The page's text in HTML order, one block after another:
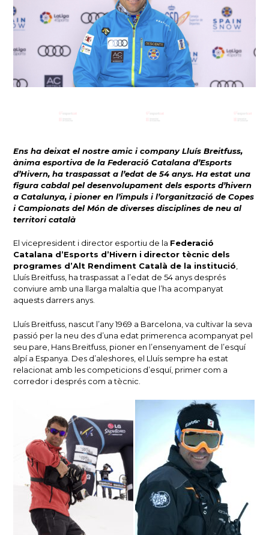
Ens ha deixat el nostre amic i company Lluís Breitfuss,
ànima esportiva de la Federació Catalana d’Esports
d’Hivern, ha traspassat a l’edat de 54 anys. Ha estat una
figura cabdal pel desenvolupament dels esports d’hivern
a Catalunya, i pioner en l’impuls i l’organització de Copes
i Campionats del Món de diverses disciplines de neu al
territori català
El vicepresident i director esportiu de la Federació
Catalana d’Esports d’Hivern i director tècnic dels
programes d’Alt Rendiment Català de la institució,
Lluís Breitfuss, ha traspassat a l’edat de 54 anys després
conviure amb una llarga malaltia que l’ha acompanyat
aquests darrers anys.
Lluís Breitfuss, nascut l’any 1969 a Barcelona, va cultivar la seva
passió per la neu des d’una edat primerenca acompanyat pel
seu pare, Hans Breitfuss, pioner en l’ensenyament de l’esquí
alpí a Espanya. Des d’aleshores, el Lluís sempre ha estat
relacionat amb les competicions d’esquí, primer com a
corredor i després com a tècnic.